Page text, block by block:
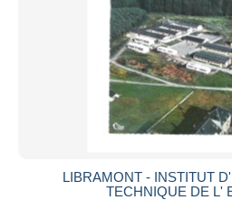
LIBRAMONT - INSTITUT
TECHNIQUE DE L'